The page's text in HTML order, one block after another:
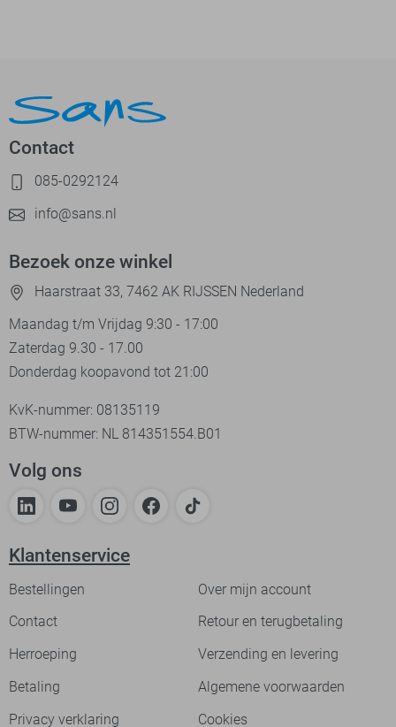
Contact
085-0292124
info@sans.nl
Bezoek onze winkel
Haarstraat 33, 7462 AK RIJSSEN Nederland
Maandag t/m Vrijdag 9:30 - 17:00
Zaterdag 9.30 - 17.00
Donderdag koopavond tot 21:00
KvK-nummer: 08135119
BTW-nummer: NL 814351554.B01
Volg ons
Klantenservice
Bestellingen
Over mijn account
Contact
Retour en terugbetaling
Herroeping
Verzending en levering
Betaling
Algemene voorwaarden
Privacy verklaring
Cookies